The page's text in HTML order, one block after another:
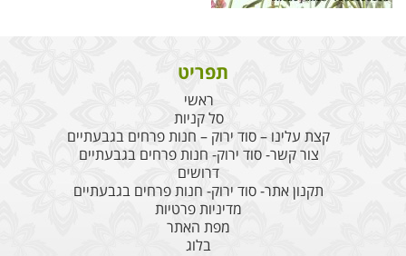
תפריט
ראשי
סל קניות
קצת עלינו – סוד ירוק – חנות פרחים בגבעתיים
צור קשר- סוד ירוק- חנות פרחים בגבעתיים
דרושים
תקנון אתר- סוד ירוק- חנות פרחים בגבעתיים
מדיניות פרטיות
מפת האתר
בלוג